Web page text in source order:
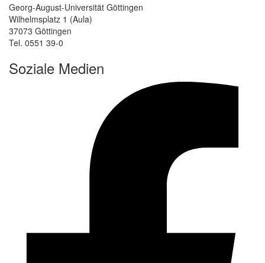
Georg-August-Universität Göttingen
Wilhelmsplatz 1 (Aula)
37073 Göttingen
Tel. 0551 39-0
Soziale Medien